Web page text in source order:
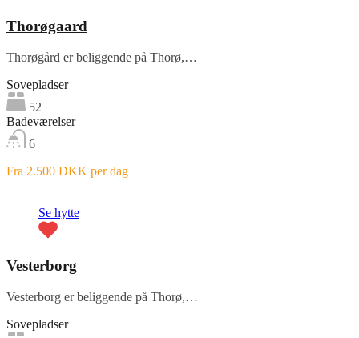
Thorøgaard
Thorøgård er beliggende på Thorø,…
Sovepladser
52
Badeværelser
6
Fra 2.500 DKK per dag
Se hytte
Vesterborg
Vesterborg er beliggende på Thorø,…
Sovepladser